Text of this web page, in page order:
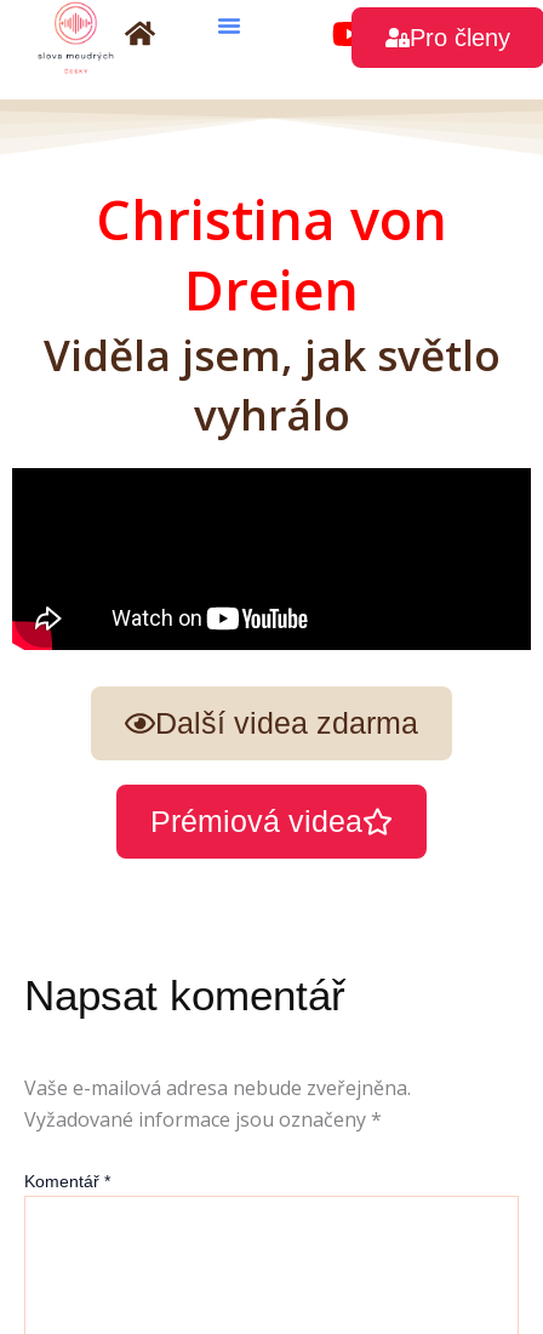
Přeskočit
Pro členy
Christina von
Dreien
Viděla jsem, jak světlo
vyhrálo
Další videa zdarma
Prémiová videa
Napsat komentář
Vaše e-mailová adresa nebude zveřejněna.
Vyžadované informace jsou označeny *
Komentář *